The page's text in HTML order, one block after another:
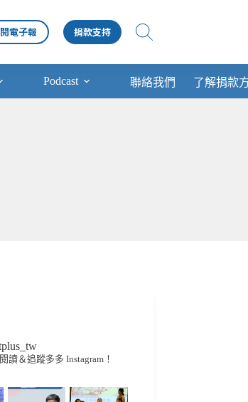
電子報 捐款支持
Podcast 聯絡我們 了解捐款
讀＆追蹤多多 Instagram！